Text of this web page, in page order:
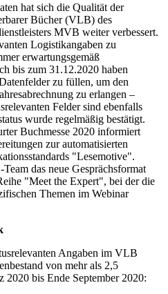
hat sich die Qualität der
Bücher (VLB) des
MVB weiter verbessert.
Logistikangaben zu
erwartungsgemäß
bis zum 31.12.2020 haben
zu füllen, um den
zu erlangen –
Felder sind ebenfalls
wurde regelmäßig bestätigt.
Buchmesse 2020 informiert
zur automatisierten
"Lesemotive".
das neue Gesprächsformat
"Meet the Expert", bei der die
Themen im Webinar
Angaben im VLB
von mehr als 2,5
bis Ende September 2020: